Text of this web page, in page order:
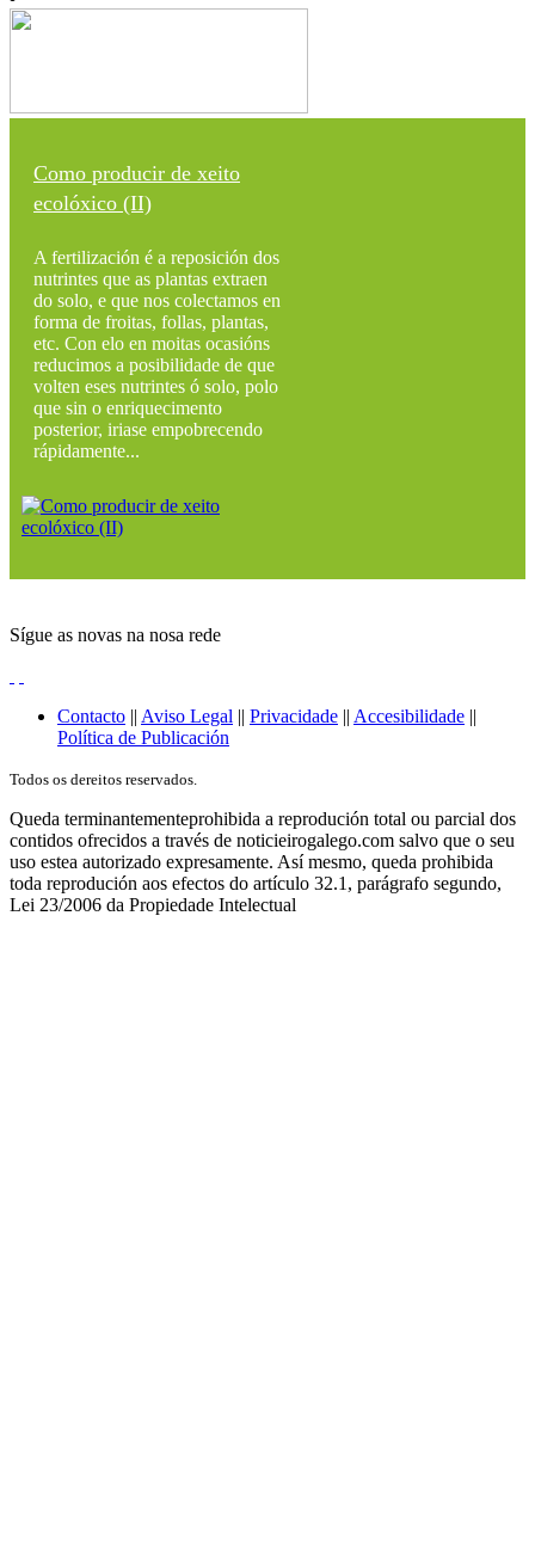
Como producir de xeito
ecolóxico (II)
A fertilización é a reposición dos
nutrintes que as plantas extraen
do solo, e que nos colectamos en
forma de froitas, follas, plantas,
etc. Con elo en moitas ocasións
reducimos a posibilidade de que
volten eses nutrintes ó solo, polo
que sin o enriquecimento
posterior, iriase empobrecendo
rápidamente...
Sígue as novas na nosa rede
Contacto || Aviso Legal || Privacidade || Accesibilidade ||
Política de Publicación
Todos os dereitos reservados.
Queda terminantementeprohibida a reprodución total ou parcial dos
contidos ofrecidos a través de noticieirogalego.com salvo que o seu
uso estea autorizado expresamente. Así mesmo, queda prohibida
toda reprodución aos efectos do artículo 32.1, parágrafo segundo,
Lei 23/2006 da Propiedade Intelectual